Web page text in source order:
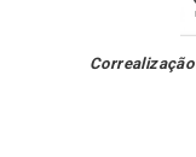
Correalização